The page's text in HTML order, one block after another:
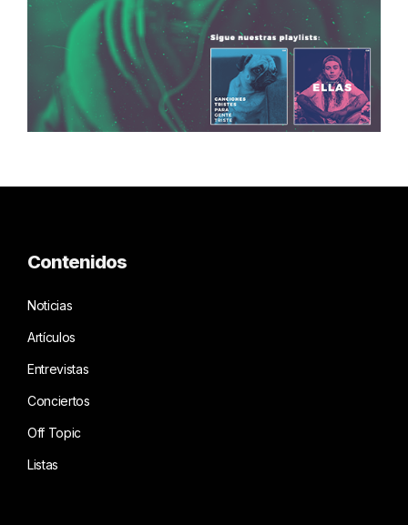
Contenidos
Noticias
Artículos
Entrevistas
Conciertos
Off Topic
Listas